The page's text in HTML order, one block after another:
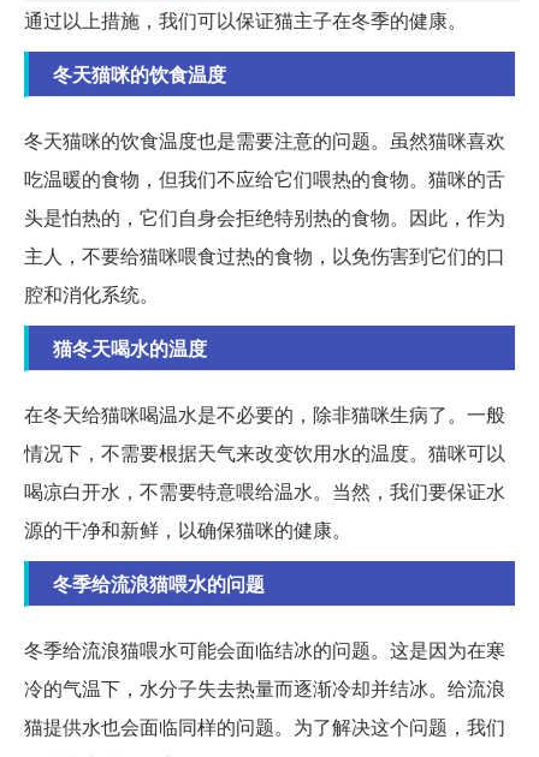
通过以上措施，我们可以保证猫主子在冬季的健康。
冬天猫咪的饮食温度
冬天猫咪的饮食温度也是需要注意的问题。虽然猫咪喜欢
吃温暖的食物，但我们不应给它们喂热的食物。猫咪的舌
头是怕热的，它们自身会拒绝特别热的食物。因此，作为
主人，不要给猫咪喂食过热的食物，以免伤害到它们的口
腔和消化系统。
猫冬天喝水的温度
在冬天给猫咪喝温水是不必要的，除非猫咪生病了。一般
情况下，不需要根据天气来改变饮用水的温度。猫咪可以
喝凉白开水，不需要特意喂给温水。当然，我们要保证水
源的干净和新鲜，以确保猫咪的健康。
冬季给流浪猫喂水的问题
冬季给流浪猫喂水可能会面临结冰的问题。这是因为在寒
冷的气温下，水分子失去热量而逐渐冷却并结冰。给流浪
猫提供水也会面临同样的问题。为了解决这个问题，我们